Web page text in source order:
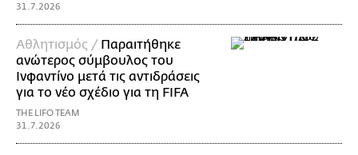
31.7.2026
Αθλητισμός / Παραιτήθηκε
ανώτερος σύμβουλος του
Ινφαντίνο μετά τις αντιδράσεις
για το νέο σχέδιο για τη FIFA
THE LIFO TEAM
31.7.2026